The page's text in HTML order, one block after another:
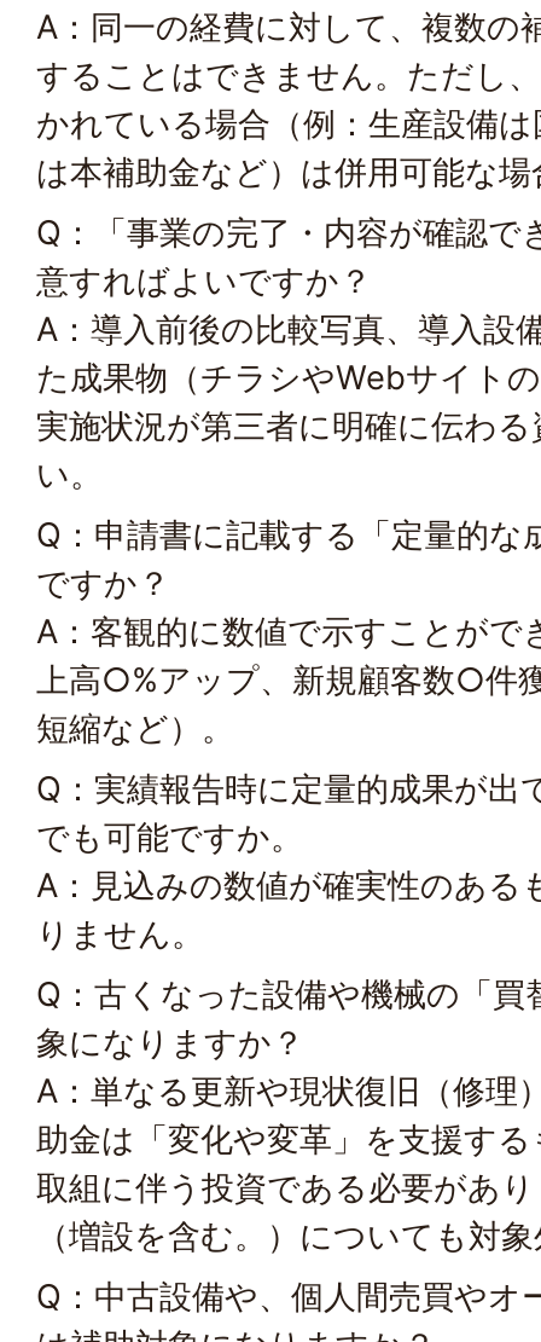
A：同一の経費に対して、複数の
することはできません。ただし
かれている場合（例：生産設備
は本補助金など）は併用可能な
Q：「事業の完了・内容が確認で
意すればよいですか？
A：導入前後の比較写真、導入設
た成果物（チラシやWebサイト
実施状況が第三者に明確に伝わ
い。
Q：申請書に記載する「定量的な
ですか？
A：客観的に数値で示すことがで
上高○%アップ、新規顧客数○件
短縮など）。
Q：実績報告時に定量的成果が出
でも可能ですか。
A：見込みの数値が確実性のある
りません。
Q：古くなった設備や機械の「買
象になりますか？
A：単なる更新や現状復旧（修理
助金は「変化や変革」を支援す
取組に伴う投資である必要があ
（増設を含む。）についても対
Q：中古設備や、個人間売買やオ